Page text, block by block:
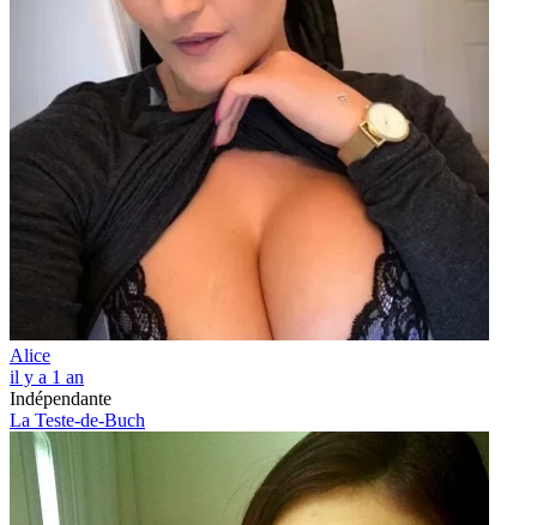
Alice
il y a 1 an
Indépendante
La Teste-de-Buch